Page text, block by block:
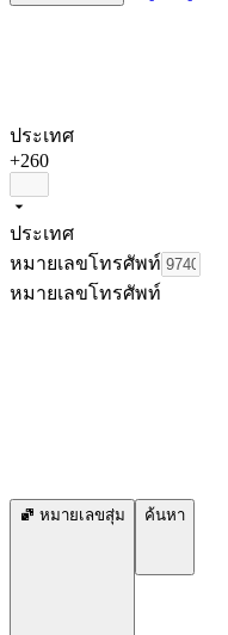
ประเทศ
+260
ประเทศ
หมายเลขโทรศัพท์
หมายเลขโทรศัพท์
หมายเลขสุ่ม ค้นหา